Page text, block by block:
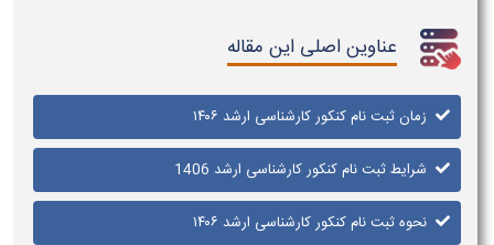
عناوین اصلی این مقاله
زمان ثبت نام کنکور کارشناسی ارشد ۱۴۰۶
شرایط ثبت نام کنکور کارشناسی ارشد 1406
نحوه ثبت نام کنکور کارشناسی ارشد ۱۴۰۶